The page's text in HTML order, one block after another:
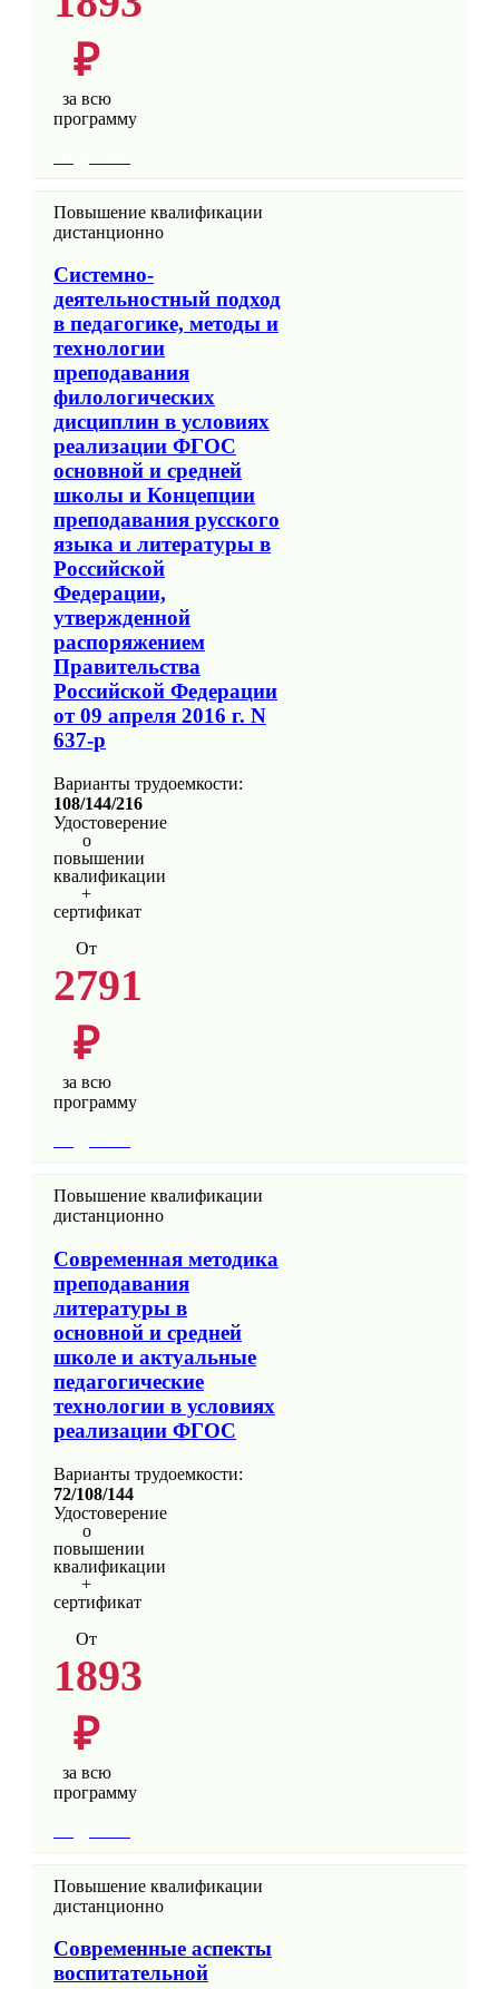
₽
за всю
программу
Повышение квалификации
дистанционно
Системно-
деятельностный подход
в педагогике, методы и
технологии
преподавания
филологических
дисциплин в условиях
реализации ФГОС
основной и средней
школы и Концепции
преподавания русского
языка и литературы в
Российской
Федерации,
утвержденной
распоряжением
Правительства
Российской Федерации
от 09 апреля 2016 г. N
637-р
Варианты трудоемкости:
108/144/216
Удостоверение
о
повышении
квалификации
+
сертификат
От
2791
₽
за всю
программу
Повышение квалификации
дистанционно
Современная методика
преподавания
литературы в
основной и средней
школе и актуальные
педагогические
технологии в условиях
реализации ФГОС
Варианты трудоемкости:
72/108/144
Удостоверение
о
повышении
квалификации
+
сертификат
От
1893
₽
за всю
программу
Повышение квалификации
дистанционно
Современные аспекты
воспитательной